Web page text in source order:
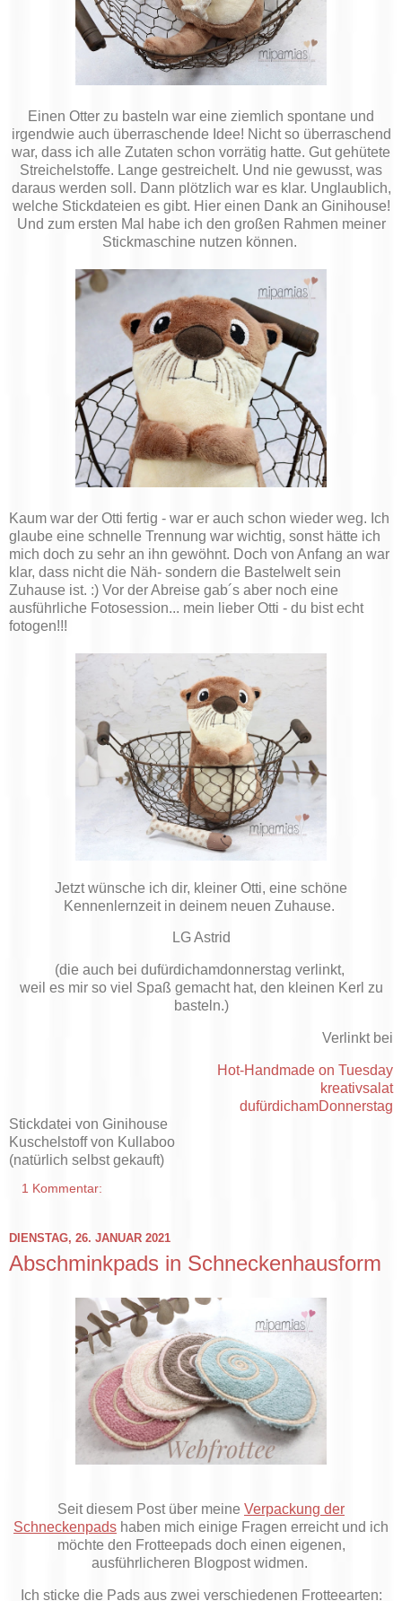
Einen Otter zu basteln war eine ziemlich spontane und
irgendwie auch überraschende Idee! Nicht so überraschend
war, dass ich alle Zutaten schon vorrätig hatte. Gut gehütete
Streichelstoffe. Lange gestreichelt. Und nie gewusst, was
daraus werden soll. Dann plötzlich war es klar. Unglaublich,
welche Stickdateien es gibt. Hier einen Dank an Ginihouse!
Und zum ersten Mal habe ich den großen Rahmen meiner
Stickmaschine nutzen können.
Kaum war der Otti fertig - war er auch schon wieder weg. Ich
glaube eine schnelle Trennung war wichtig, sonst hätte ich
mich doch zu sehr an ihn gewöhnt. Doch von Anfang an war
klar, dass nicht die Näh- sondern die Bastelwelt sein
Zuhause ist. :) Vor der Abreise gab´s aber noch eine
ausführliche Fotosession... mein lieber Otti - du bist echt
fotogen!!!
Jetzt wünsche ich dir, kleiner Otti, eine schöne
Kennenlernzeit in deinem neuen Zuhause.
LG Astrid
(die auch bei dufürdichamdonnerstag verlinkt,
weil es mir so viel Spaß gemacht hat, den kleinen Kerl zu
basteln.)
Verlinkt bei
Hot-Handmade on Tuesday
kreativsalat
dufürdichamDonnerstag
Stickdatei von Ginihouse
Kuschelstoff von Kullaboo
(natürlich selbst gekauft)
1 Kommentar:
DIENSTAG, 26. JANUAR 2021
Abschminkpads in Schneckenhausform
Seit diesem Post über meine Verpackung der
Schneckenpads haben mich einige Fragen erreicht und ich
möchte den Frotteepads doch einen eigenen,
ausführlicheren Blogpost widmen.
Ich sticke die Pads aus zwei verschiedenen Frotteearten: